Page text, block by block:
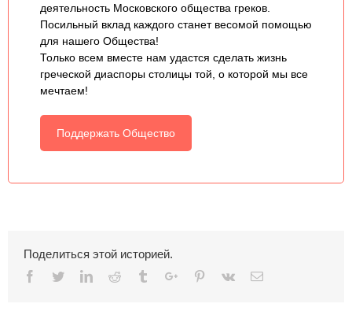
деятельность Московского общества греков.
Посильный вклад каждого станет весомой помощью
для нашего Общества!
Только всем вместе нам удастся сделать жизнь
греческой диаспоры столицы той, о которой мы все
мечтаем!
Поддержать Общество
Поделиться этой историей.
Facebook
TwitterLinkedinReddit TumblrGoogle+Pinterest
Vk Email